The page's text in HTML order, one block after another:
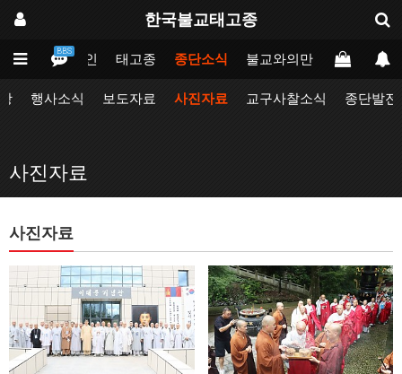
한국불교태고종
BBS
메인 태고종 종단소식 불교와의만남 업무포털
행사소식 보도자료 사진자료 교구사찰소식 종단발전
사진자료
사진자료